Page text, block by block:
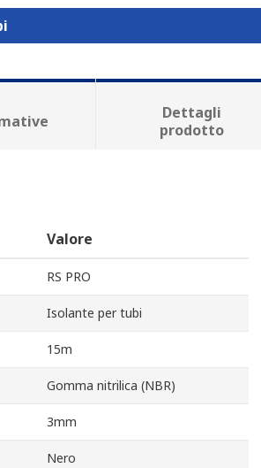
Dettagli
prodotto
Valore
RS PRO
Isolante per tubi
15m
Gomma nitrilica (NBR)
3mm
Nero